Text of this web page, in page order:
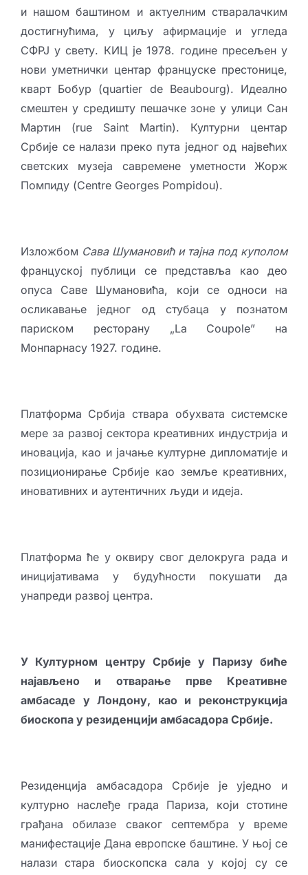
и нашом баштином и актуелним стваралачким
достигнућима, у циљу афирмације и угледа
СФРЈ у свету. КИЦ је 1978. године пресељен у
нови уметнички центар француске престонице,
кварт Бобур (quartier de Beaubourg). Идеално
смештен у средишту пешачке зоне у улици Сан
Мартин (rue Saint Martin). Културни центар
Србије се налази преко пута једног од највећих
светских музеја савремене уметности Жорж
Помпиду (Centre Georges Pompidou).
Изложбом Сава Шумановић и тајна под куполом
француској публици се представља као део
опуса Саве Шумановића, који се односи на
осликавање једног од стубаца у познатом
париском ресторану „La Coupole” на
Монпарнасу 1927. године.
Платформa Србија ствара обухвата системске
мере за развој сектора креативних индустрија и
иновација, као и јачање културне дипломатије и
позиционирање Србије као земље креативних,
иновативних и аутентичних људи и идеја.
Платформа ће у оквиру свог делокруга рада и
иницијативама у будућности покушати да
унапреди развој центра.
У Културном центру Србије у Паризу биће
најављено и отварање прве Креативне
амбасаде у Лондону, као и реконструкција
биоскопа у резиденцији амбасадора Србије.
Резиденција амбасадора Србије је уједно и
културно наслеђе града Париза, који стотине
грађана обилазе сваког септембра у време
манифестације Данa европске баштине. У њој се
налази стара биоскопска сала у којој су се